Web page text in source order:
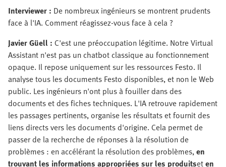
Interviewer : De nombreux ingénieurs se montrent prudents
face à l'IA. Comment réagissez-vous face à cela ?
Javier Güell : C'est une préoccupation légitime. Notre Virtual
Assistant n'est pas un chatbot classique au fonctionnement
opaque. Il repose uniquement sur les ressources Festo. Il
analyse tous les documents Festo disponibles, et non le Web
public. Les ingénieurs n'ont plus à fouiller dans des
documents et des fiches techniques. L'IA retrouve rapidement
les passages pertinents, organise les résultats et fournit des
liens directs vers les documents d'origine. Cela permet de
passer de la recherche de réponses à la résolution de
problèmes : en accélérant la résolution des problèmes,en
trouvant les informations appropriées sur les produitseten